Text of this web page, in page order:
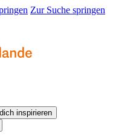
Zur Suche springen
inspirieren